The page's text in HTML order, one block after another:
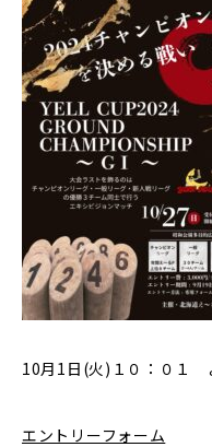
10月1日(火)１０：０１
エントリーフォーム